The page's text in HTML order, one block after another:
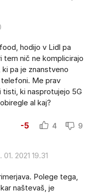
hodijo v Lidl pa
tem nič ne komplicirajo
pa je znanstveno
Me prav
ki nasprotujejo 5G
al kaj?
-5 4 9
01. 2021 19.31
Polege tega,
naštevaš, je